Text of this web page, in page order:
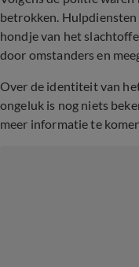
betrokken.
hondje van het
door omstanders en
Over de identiteit van
ongeluk is nog niets
meer informatie te